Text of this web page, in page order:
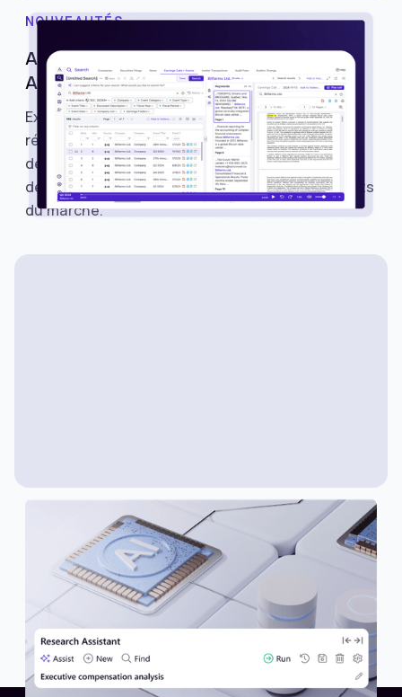
NOUVEAUTÉS
Appels et événements sur les gains –
Avantis
Explorez les appels et événements relatifs aux
résultats sur Avantis pour suivre les calendriers
de résultats, écouter les appels, lire les relevés
de notes et surveiller les événements importants
du marché.
Q&R SUR L'IA
Nous améliorons votre expérience de recherche
par mot-clé grâce à une approche plus
interactive.